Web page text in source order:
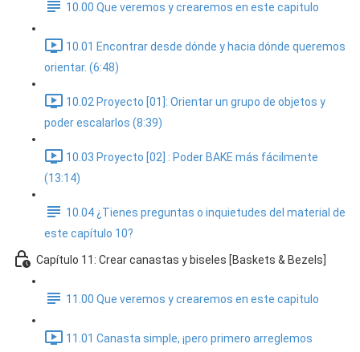
10.00 Que veremos y crearemos en este capitulo
10.01 Encontrar desde dónde y hacia dónde queremos
orientar. (6:48)
10.02 Proyecto [01]: Orientar un grupo de objetos y
poder escalarlos (8:39)
10.03 Proyecto [02] : Poder BAKE más fácilmente
(13:14)
10.04 ¿Tienes preguntas o inquietudes del material de
este capítulo 10?
Capítulo 11: Crear canastas y biseles [Baskets & Bezels]
11.00 Que veremos y crearemos en este capitulo
11.01 Canasta simple, ¡pero primero arreglemos